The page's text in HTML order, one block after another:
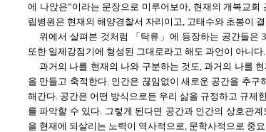
에 나앉은”이라는 문장으로 미루어보아, 현재의 개복교
립병원은 현재의 해양경찰서 자리이고, 고태수와 초봉이
위에서 살펴본 것처럼 「탁류」에 등장하는 공간들은
또한 일제강점기에 형성된 그대로라고 해도 과언이 아니다.
과거의 나를 현재의 나와 구분하는 것도, 과거의 나를
을 만들고 축적한다. 인간은 끊임없이 새로운 공간을 추
해간다. 공간은 어떤 방식으로든 우리 삶을 규정하고 규제
를 파악할 수 있다. 그렇게 된다면 공간과 인간의 상호관
을 현재에 되살리는 노력이 역사적으로, 문학사적으로 중